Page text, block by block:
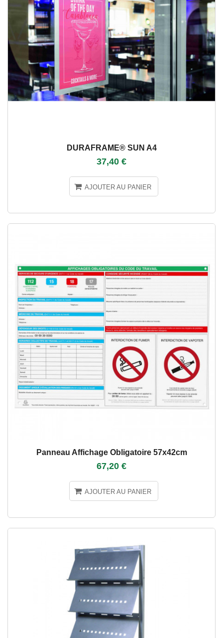
DURAFRAME® SUN A4
37,40 €
AJOUTER AU PANIER
Panneau Affichage Obligatoire 57x42cm
67,20 €
AJOUTER AU PANIER